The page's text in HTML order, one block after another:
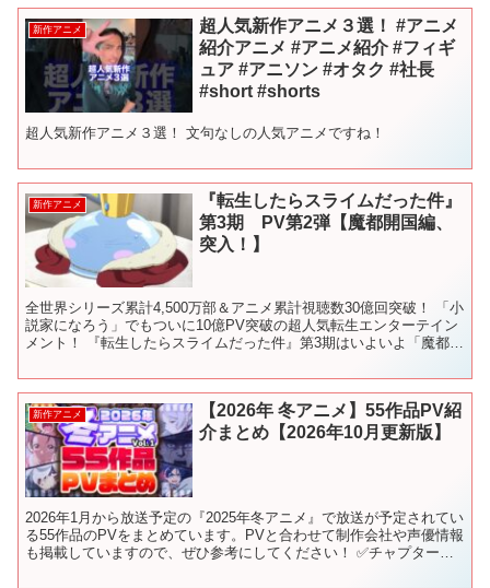
新作アニメ
超人気新作アニメ３選！ #アニメ
紹介アニメ #アニメ紹介 #フィギ
ュア #アニソン #オタク #社長
#short #shorts
超人気新作アニメ３選！ 文句なしの人気アニメですね！
新作アニメ
『転生したらスライムだった件』
第3期 PV第2弾【魔都開国編、
突入！】
全世界シリーズ累計4,500万部＆アニメ累計視聴数30億回突破！ 「小
説家になろう」でもついに10億PV突破の超人気転生エンターテイン
メント！ 『転生したらスライムだった件』第3期はいよいよ「魔都開
新作アニメ
【2026年 冬アニメ】55作品PV紹
介まとめ【2026年10月更新版】
2026年1月から放送予定の『2025年冬アニメ』で放送が予定されてい
る55作品のPVをまとめています。PVと合わせて制作会社や声優情報
も掲載していますので、ぜひ参考にしてください！ ✅チャプターリ